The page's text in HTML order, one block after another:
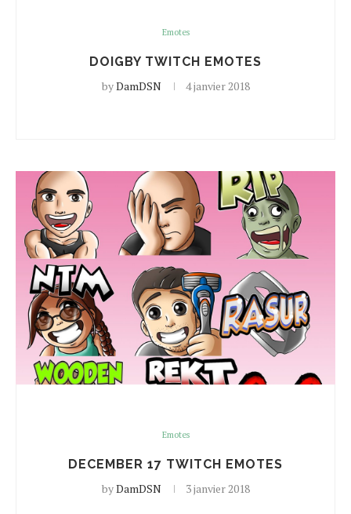
Emotes
DOIGBY TWITCH EMOTES
byDamDSN 4 janvier 2018
Emotes
DECEMBER 17 TWITCH EMOTES
byDamDSN 3 janvier 2018